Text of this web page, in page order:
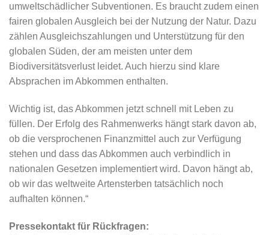
umweltschädlicher Subventionen. Es braucht zudem einen
fairen globalen Ausgleich bei der Nutzung der Natur. Dazu
zählen Ausgleichszahlungen und Unterstützung für den
globalen Süden, der am meisten unter dem
Biodiversitätsverlust leidet. Auch hierzu sind klare
Absprachen im Abkommen enthalten.
Wichtig ist, das Abkommen jetzt schnell mit Leben zu
füllen. Der Erfolg des Rahmenwerks hängt stark davon ab,
ob die versprochenen Finanzmittel auch zur Verfügung
stehen und dass das Abkommen auch verbindlich in
nationalen Gesetzen implementiert wird. Davon hängt ab,
ob wir das weltweite Artensterben tatsächlich noch
aufhalten können.“
Pressekontakt für Rückfragen: